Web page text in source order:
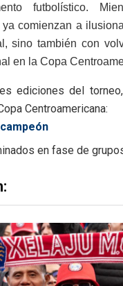
futbolístico.
ya comienzan a
sino también con
en la Copa
ediciones del
Centroamericana:
en fase de